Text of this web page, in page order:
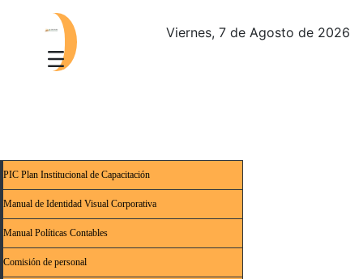
Viernes, 7 de Agosto de 2026
PIC Plan Institucional de Capacitación
Manual de Identidad Visual Corporativa
Manual Políticas Contables
Comisión de personal